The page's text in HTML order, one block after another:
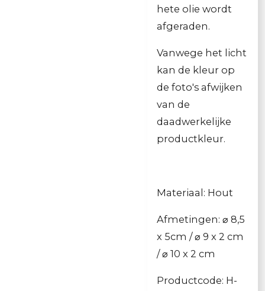
hete olie wordt
afgeraden.
Vanwege het licht
kan de kleur op
de foto's afwijken
van de
daadwerkelijke
productkleur.
Materiaal: Hout
Afmetingen: ⌀ 8,5
x 5cm / ⌀ 9 x 2 cm
/ ⌀ 10 x 2 cm
Productcode: H-